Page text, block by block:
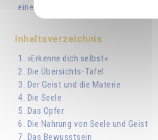
einer Gottheit.
Inhaltsverzeichnis
1. »Erkenne dich selbst«
2. Die Übersichts-Tafel
3. Der Geist und die Materie
4. Die Seele
5. Das Opfer
6. Die Nahrung von Seele und Geist
7. Das Bewusstsein